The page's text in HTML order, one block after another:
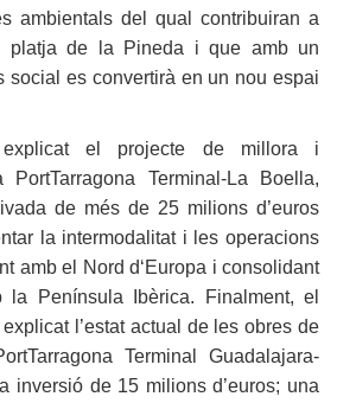
ambientals del qual contribuiran a
platja de la Pineda i que amb un
social es convertirà en un nou espai
el projecte de millora i
Terminal-La Boella,
de més de 25 milions d’euros
la intermodalitat i les operacions
amb el Nord dʻEuropa i consolidant
la Península Ibèrica. Finalment, el
l’estat actual de les obres de
Terminal Guadalajara-
inversió de 15 milions d’euros; una